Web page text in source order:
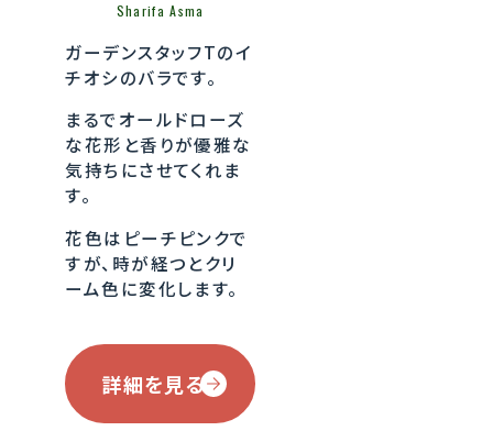
Sharifa Asma
ガーデンスタッフTのイ
チオシのバラです。
まるでオールドローズ
な花形と香りが優雅な
気持ちにさせてくれま
す。
花色はピーチピンクで
すが、時が経つとクリ
ーム色に変化します。
詳細を見る